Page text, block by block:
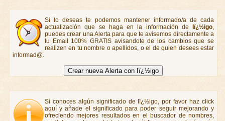
Si lo deseas te podemos mantener informado/a de cada
actualización que se haga en la información de
Iï¿½igo,
puedes crear una Alerta para que te avisemos directamente a
tu Email 100% GRATIS avisandote de los cambios que se
realizen en tu nombre o apellidos, o el de quien desees estar
informad@.
Si conoces algún significado de Iï¿½igo, por favor haz click
aquí y añade el significado para poder seguir mejorando y
ofreciendo mejores resultados en el buscador de nombres,